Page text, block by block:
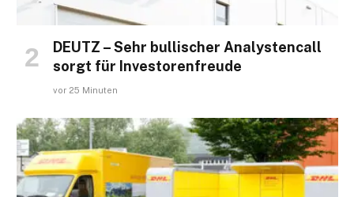
DEUTZ – Sehr bullischer Analystencall
sorgt für Investorenfreude
vor 25 Minuten